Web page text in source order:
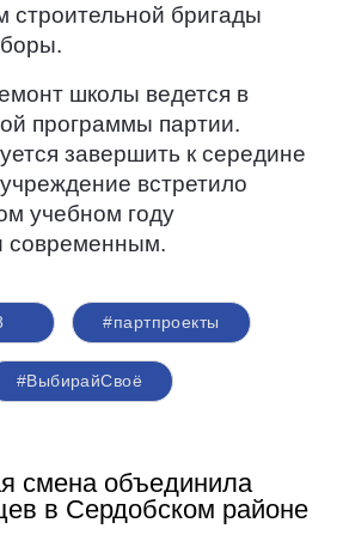
строительной бригады
школы ведется в
программы партии.
завершить к середине
встретило
учебном году
современным.
#партпроекты
#ВыбирайСвоё
смена объединила
в Сердобском районе